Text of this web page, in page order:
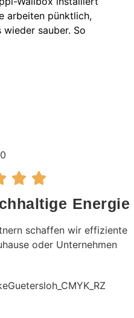
arbeiten pünktlich,
wieder sauber. So
Energie
schaffen wir effiziente
oder Unternehmen